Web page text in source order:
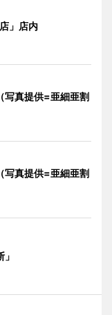
」店内
写真提供=亜細亜割
写真提供=亜細亜割